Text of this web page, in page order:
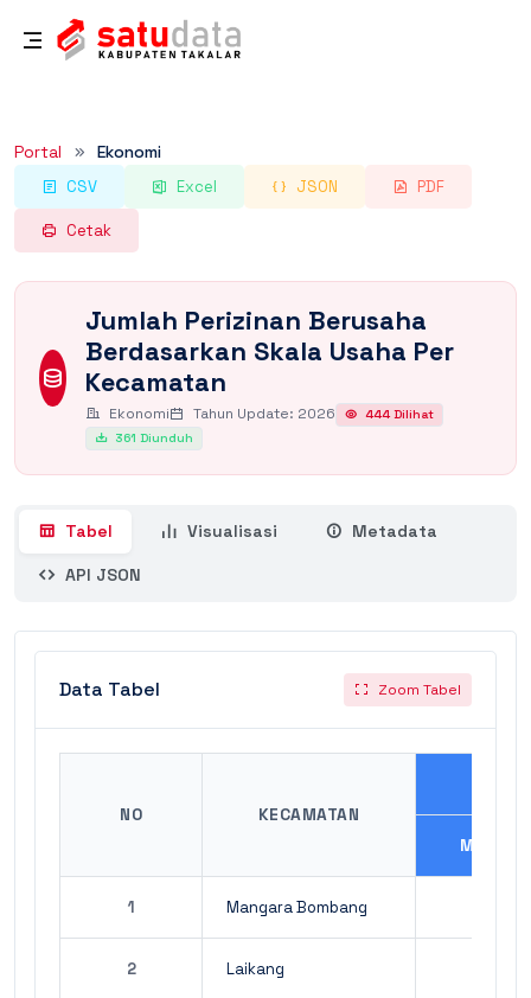
Portal Ekonomi
CSV Excel JSON PDF
Cetak
Jumlah Perizinan Berusaha
Berdasarkan Skala Usaha Per
Kecamatan
Ekonomi Tahun Update: 2026
444 Dilihat
361 Diunduh
Tabel Visualisasi Metadata
API JSON
Data Tabel Zoom Tabel
NO
KECAMATAN
MIKRO
1 Mangara Bombang
2 Laikang